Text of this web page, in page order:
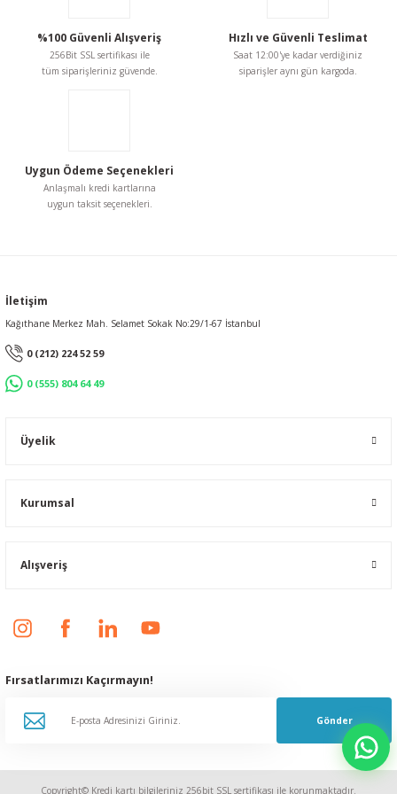
Bu ürüne benzer farklı alternatifler olmalı.
%100 Güvenli Alışveriş
256Bit SSL sertifikası ile
tüm siparişleriniz güvende.
Hızlı ve Güvenli Teslimat
Saat 12:00'ye kadar verdiğiniz
siparişler aynı gün kargoda.
Uygun Ödeme Seçenekleri
Anlaşmalı kredi kartlarına
uygun taksit seçenekleri.
İletişim
Kağıthane Merkez Mah. Selamet Sokak No:29/1-67 İstanbul
0 (212) 224 52 59
0 (555) 804 64 49
Üyelik
Kurumsal
Alışveriş
Fırsatlarımızı Kaçırmayın!
Gönder
Copyright© Kredi kartı bilgileriniz 256bit SSL sertifikası ile korunmaktadır.